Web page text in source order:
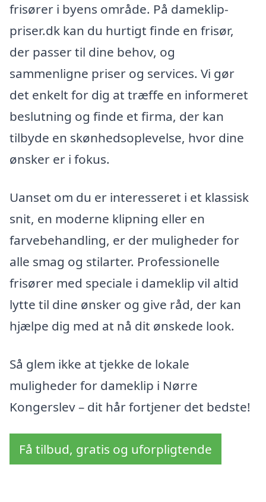
frisører i byens område. På dameklip-
priser.dk kan du hurtigt finde en frisør,
der passer til dine behov, og
sammenligne priser og services. Vi gør
det enkelt for dig at træffe en informeret
beslutning og finde et firma, der kan
tilbyde en skønhedsoplevelse, hvor dine
ønsker er i fokus.
Uanset om du er interesseret i et klassisk
snit, en moderne klipning eller en
farvebehandling, er der muligheder for
alle smag og stilarter. Professionelle
frisører med speciale i dameklip vil altid
lytte til dine ønsker og give råd, der kan
hjælpe dig med at nå dit ønskede look.
Så glem ikke at tjekke de lokale
muligheder for dameklip i Nørre
Kongerslev – dit hår fortjener det bedste!
Få tilbud, gratis og uforpligtende